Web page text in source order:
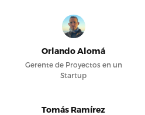
Orlando Alomá
Gerente de Proyectos en un
Startup
Tomás Ramírez